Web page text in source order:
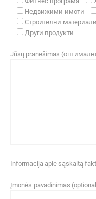
Недвижими имоти
Строителни материали
Други продукти
Jūsų pranešimas
Informacija apie sąskaitą
Įmonės pavadinimas